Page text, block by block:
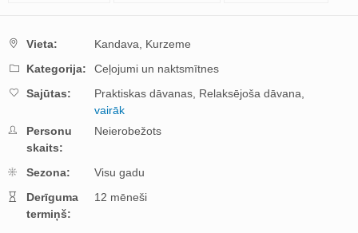
Vieta: Kandava, Kurzeme
Kategorija:
Ceļojumi un naktsmītnes
Sajūtas:
Praktiskas dāvanas, Relaksējoša dāvana,
vairāk
Personu
skaits:
Neierobežots
Sezona:
Visu gadu
Derīguma
termiņš:
12 mēneši